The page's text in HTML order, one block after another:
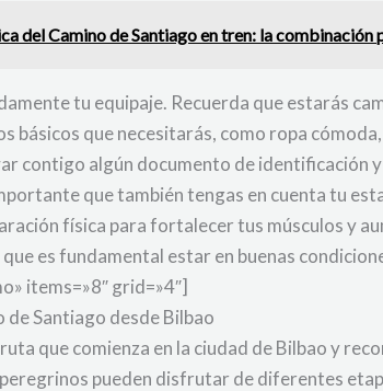
del Camino de Santiago en tren: la
tu equipaje. Recuerda que estarás
básicos que necesitarás, como ropa
contigo algún documento de identificación
que también tengas en cuenta tu
física para fortalecer tus músculos y
es fundamental estar en buenas
items=»8″ grid=»4″]
de Santiago desde Bilbao
ruta que comienza en la ciudad de Bilbao y
pueden disfrutar de diferentes